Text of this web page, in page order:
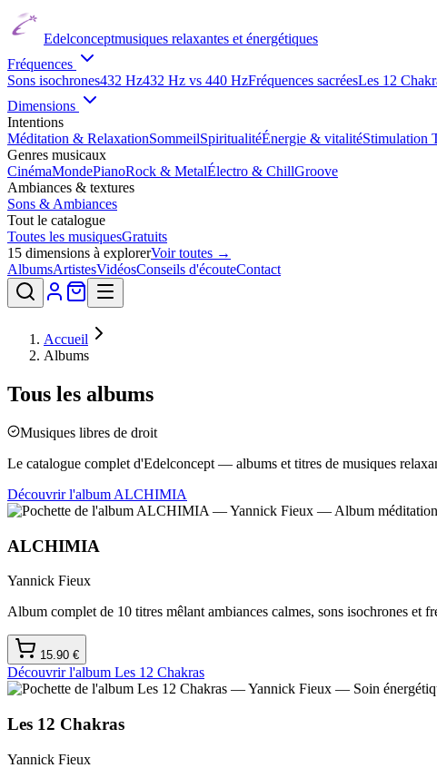
Edelconceptmusiques relaxantes et énergétiques
Fréquences
Sons isochrones432 Hz432 Hz vs 440 HzFréquences sacréesLes 12
Dimensions
Intentions
Méditation & RelaxationSommeilSpiritualitéÉnergie & vitalitéStimulation
Genres musicaux
CinémaMondePianoRock & MetalÉlectro & ChillGroove
Ambiances & textures
Sons & Ambiances
Tout le catalogue
Toutes les musiquesGratuits
15 dimensions à explorerVoir toutes →
AlbumsArtistesVidéosConseils d'écouteContact
Accueil
Albums
Tous les albums
Musiques libres de droit
Le catalogue complet d'Edelconcept — albums et titres de musiques
Découvrir l'album ALCHIMIA
ALCHIMIA
Yannick Fieux
Album complet de 10 titres mêlant ambiances calmes, sons isochrones et
15.90 €
Découvrir l'album Les 12 Chakras
Les 12 Chakras
Yannick Fieux